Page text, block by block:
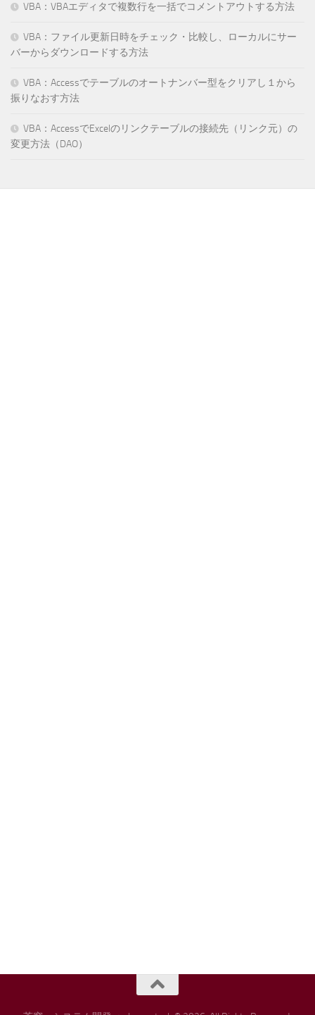
VBA：VBAエディタで複数行を一括でコメントアウトする方法
VBA：ファイル更新日時をチェック・比較し、ローカルにサー
バーからダウンロードする方法
VBA：Accessでテーブルのオートナンバー型をクリアし１から
振りなおす方法
VBA：AccessでExcelのリンクテーブルの接続先（リンク元）の
変更方法（DAO）